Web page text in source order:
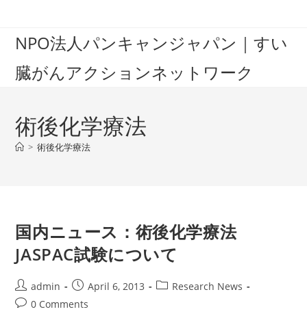
contentNPO法人パンキャンジャパン｜すい
臓がんアクションネットワーク
術後化学療法
> 術後化学療法
国内ニュース：術後化学療法
JASPAC試験について
Post
author:
admin
Post
published:
April 6, 2013
PostResearch News
Post0 Comments